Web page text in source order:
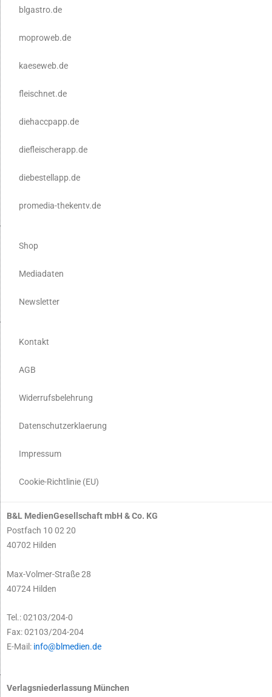
blgastro.de
moproweb.de
kaeseweb.de
fleischnet.de
diehaccpapp.de
diefleischerapp.de
diebestellapp.de
promedia-thekentv.de
Shop
Mediadaten
Newsletter
Kontakt
AGB
Widerrufsbelehrung
Datenschutzerklaerung
Impressum
Cookie-Richtlinie (EU)
B&L MedienGesellschaft mbH & Co. KG
Postfach 10 02 20
40702 Hilden
Max-Volmer-Straße 28
40724 Hilden
Tel.: 02103/204-0
Fax: 02103/204-204
E-Mail: info@blmedien.de
Verlagsniederlassung München